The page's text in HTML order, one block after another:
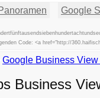
Google
Code: <a href="http://
Google Business
Business